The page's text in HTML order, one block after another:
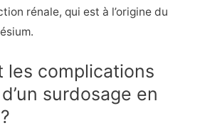
rénale, qui est à l’origine du
les complications
surdosage en